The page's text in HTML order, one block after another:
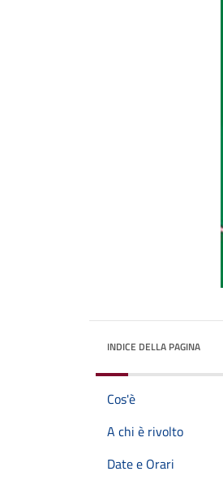
INDICE DELLA PAGINA
Cos'è
A chi è rivolto
Date e Orari